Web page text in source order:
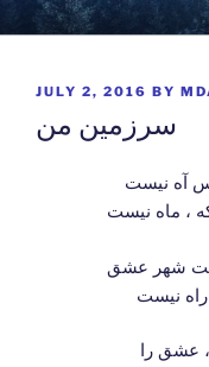
to
داراب پور دلنوشته ها و متون زیبا …
POSTED
JULY 2, 2016 BY
سرزمین من
آه نیست
، ماه نیست
شهر عشق
نیست
عشق را